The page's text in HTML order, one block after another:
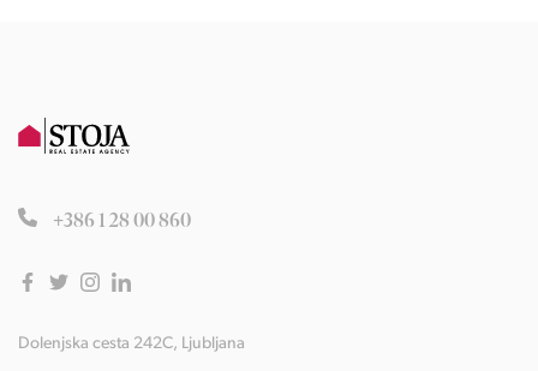
+386 1 28 00 860
Dolenjska cesta 242C, Ljubljana